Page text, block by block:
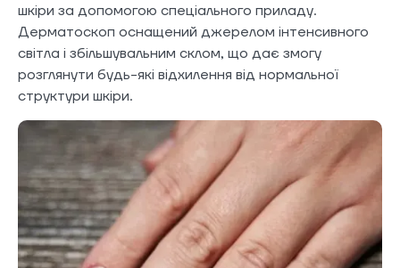
шкіри за допомогою спеціального приладу.
Дерматоскоп оснащений джерелом інтенсивного
світла і збільшувальним склом, що дає змогу
розглянути будь-які відхилення від нормальної
структури шкіри.